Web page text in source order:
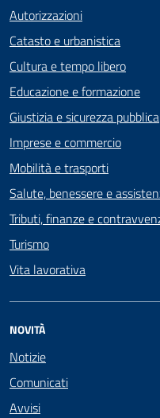
Autorizzazioni
Catasto e urbanistica
Cultura e tempo libero
Educazione e formazione
Giustizia e sicurezza pubblica
Imprese e commercio
Mobilità e trasporti
Salute, benessere e
Tributi, finanze e
Turismo
Vita lavorativa
NOVITÀ
Notizie
Comunicati
Avvisi